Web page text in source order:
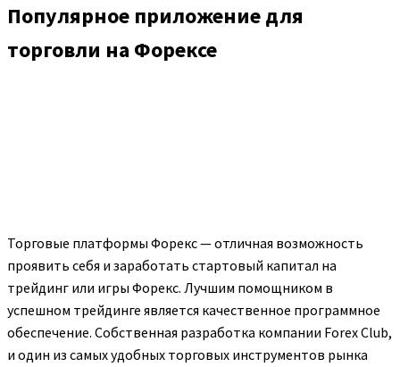
Популярное приложение для
торговли на Форексе
Торговые платформы Форекс — отличная возможность
проявить себя и заработать стартовый капитал на
трейдинг или игры Форекс. Лучшим помощником в
успешном трейдинге является качественное программное
обеспечение. Собственная разработка компании Forex Club,
и один из самых удобных торговых инструментов рынка